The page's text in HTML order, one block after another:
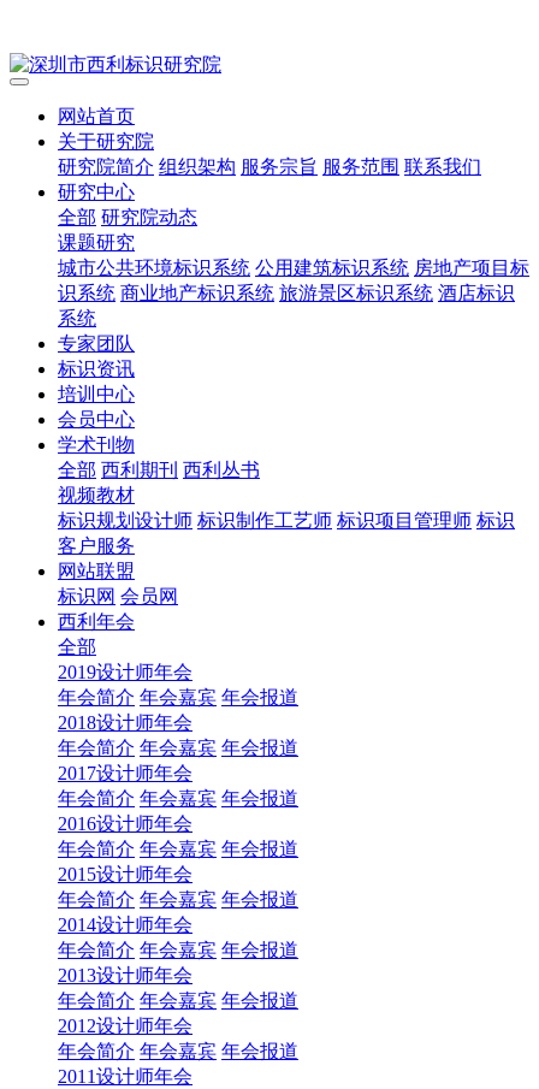
网站首页
关于研究院
研究院简介 组织架构 服务宗旨 服务范围 联系我们
研究中心
全部 研究院动态
课题研究
城市公共环境标识系统 公用建筑标识系统 房地产项目标
识系统 商业地产标识系统 旅游景区标识系统 酒店标识
系统
专家团队
标识资讯
培训中心
会员中心
学术刊物
全部 西利期刊 西利丛书
视频教材
标识规划设计师 标识制作工艺师 标识项目管理师 标识
客户服务
网站联盟
标识网 会员网
西利年会
全部
2019设计师年会
年会简介 年会嘉宾 年会报道
2018设计师年会
年会简介 年会嘉宾 年会报道
2017设计师年会
年会简介 年会嘉宾 年会报道
2016设计师年会
年会简介 年会嘉宾 年会报道
2015设计师年会
年会简介 年会嘉宾 年会报道
2014设计师年会
年会简介 年会嘉宾 年会报道
2013设计师年会
年会简介 年会嘉宾 年会报道
2012设计师年会
年会简介 年会嘉宾 年会报道
2011设计师年会